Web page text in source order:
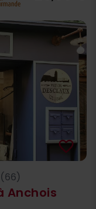
Anchois
favorite_border